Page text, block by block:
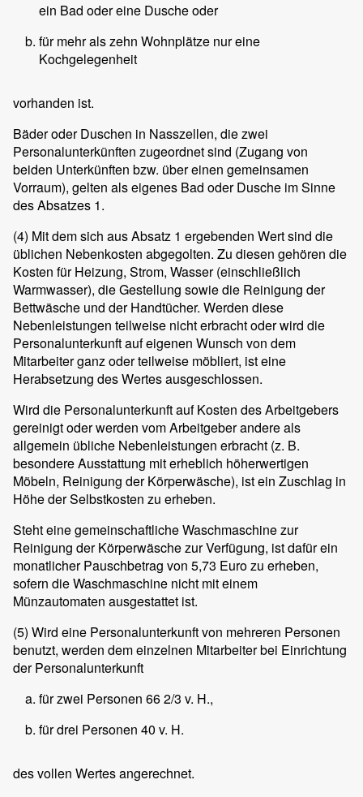
ein Bad oder eine Dusche oder
für mehr als zehn Wohnplätze nur eine
Kochgelegenheit
vorhanden ist.
Bäder oder Duschen in Nasszellen, die zwei
Personalunterkünften zugeordnet sind (Zugang von
beiden Unterkünften bzw. über einen gemeinsamen
Vorraum), gelten als eigenes Bad oder Dusche im Sinne
des Absatzes 1.
(4) Mit dem sich aus Absatz 1 ergebenden Wert sind die
üblichen Nebenkosten abgegolten. Zu diesen gehören die
Kosten für Heizung, Strom, Wasser (einschließlich
Warmwasser), die Gestellung sowie die Reinigung der
Bettwäsche und der Handtücher. Werden diese
Nebenleistungen teilweise nicht erbracht oder wird die
Personalunterkunft auf eigenen Wunsch von dem
Mitarbeiter ganz oder teilweise möbliert, ist eine
Herabsetzung des Wertes ausgeschlossen.
Wird die Personalunterkunft auf Kosten des Arbeitgebers
gereinigt oder werden vom Arbeitgeber andere als
allgemein übliche Nebenleistungen erbracht (z. B.
besondere Ausstattung mit erheblich höherwertigen
Möbeln, Reinigung der Körperwäsche), ist ein Zuschlag in
Höhe der Selbstkosten zu erheben.
Steht eine gemeinschaftliche Waschmaschine zur
Reinigung der Körperwäsche zur Verfügung, ist dafür ein
monatlicher Pauschbetrag von 5,73 Euro zu erheben,
sofern die Waschmaschine nicht mit einem
Münzautomaten ausgestattet ist.
(5) Wird eine Personalunterkunft von mehreren Personen
benutzt, werden dem einzelnen Mitarbeiter bei Einrichtung
der Personalunterkunft
für zwei Personen 66 2/3 v. H.,
für drei Personen 40 v. H.
des vollen Wertes angerechnet.